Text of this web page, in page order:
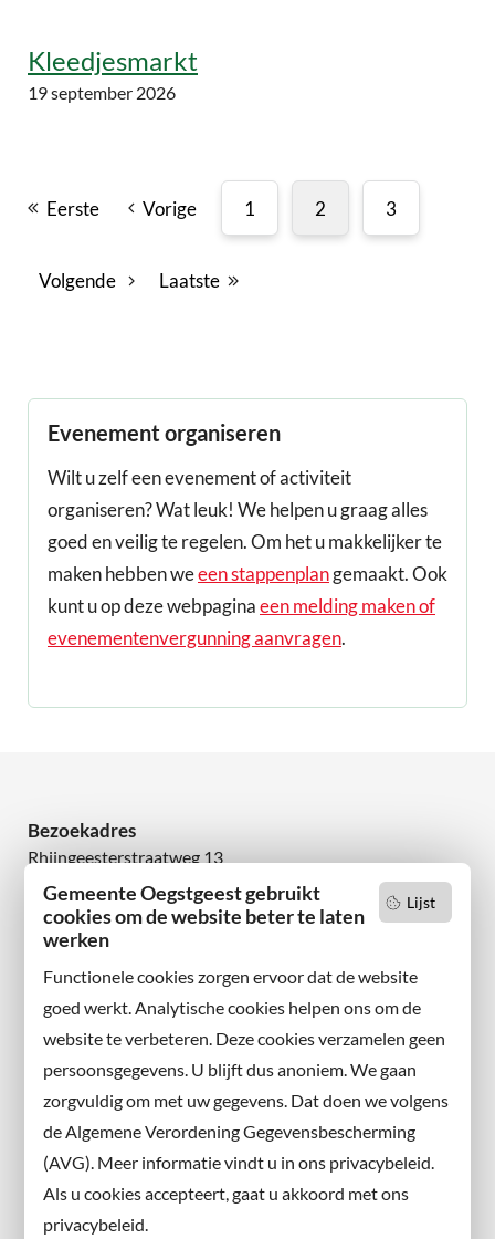
Lijst
Gemeente Oegstgeest gebruikt
cookies om de website beter te laten
werken
Functionele cookies zorgen ervoor dat de website
goed werkt. Analytische cookies helpen ons om de
website te verbeteren. Deze cookies verzamelen geen
persoonsgegevens. U blijft dus anoniem. We gaan
zorgvuldig om met uw gegevens. Dat doen we volgens
de Algemene Verordening Gegevensbescherming
(AVG). Meer informatie vindt u in ons privacybeleid.
Als u cookies accepteert, gaat u akkoord met ons
privacybeleid.
Kleedjesmarkt
19 september 2026
Eerste Vorige 1 2 3
Volgende Laatste
Evenement organiseren
Wilt u zelf een evenement of activiteit
organiseren? Wat leuk! We helpen u graag alles
goed en veilig te regelen. Om het u makkelijker te
maken hebben weeen stappenplangemaakt. Ook
kunt u op deze webpaginaeen melding maken of
evenementenvergunning aanvragen.
Bezoekadres
Rhijngeesterstraatweg 13
2342 AN Oegstgeest
Wilt u niets missen?
en volg ons ook op sociale media.
Facebook
X
Instagram
Contact met de gemeente